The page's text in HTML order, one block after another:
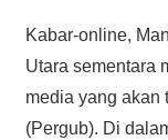
Kabar-online,
Utara sementara
media yang akan
(Pergub). Di